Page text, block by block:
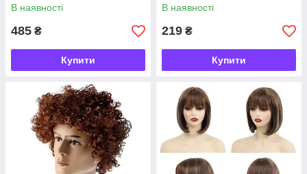
В наявності
485 ₴
Купити
В наявності
219 ₴
Купити